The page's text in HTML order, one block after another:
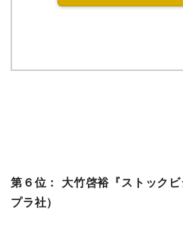
第６位： 大竹啓裕『ストック
プラ社）